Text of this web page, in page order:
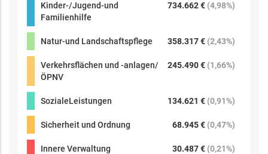
Kinder-/Jugend-und
Familienhilfe
734.662 € (4,98%)
Natur-und Landschaftspflege 358.317 € (2,43%)
Verkehrsflächen und -anlagen/
ÖPNV
245.490 € (1,66%)
SozialeLeistungen 134.621 € (0,91%)
Sicherheit und Ordnung 68.945 € (0,47%)
Innere Verwaltung 30.487 € (0,21%)